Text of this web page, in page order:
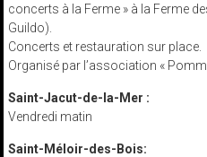
concerts à la Ferme » à la Ferme
Guildo).
Concerts et restauration sur place.
Organisé par l’association «
Saint-Jacut-de-la-Mer :
Vendredi matin
Saint-Méloir-des-Bois: